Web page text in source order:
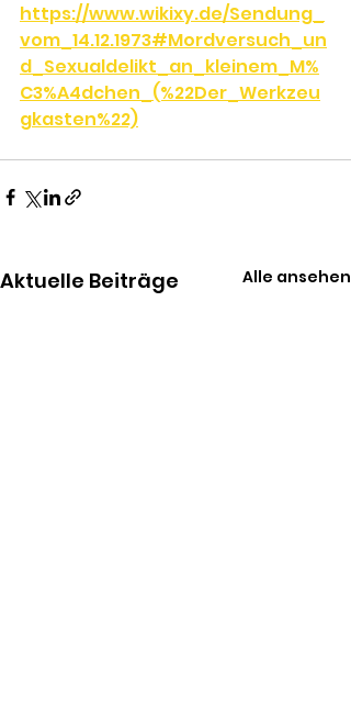
https://www.wikixy.de/Sendung_
vom_14.12.1973#Mordversuch_un
d_Sexualdelikt_an_kleinem_M%
C3%A4dchen_(%22Der_Werkzeu
gkasten%22)
Aktuelle Beiträge Alle ansehen